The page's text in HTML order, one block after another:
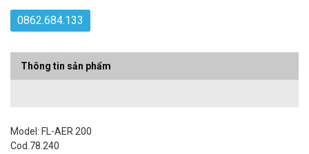
0862.684.133
Thông tin sản phẩm
Model: FL-AER 200
Cod.78.240